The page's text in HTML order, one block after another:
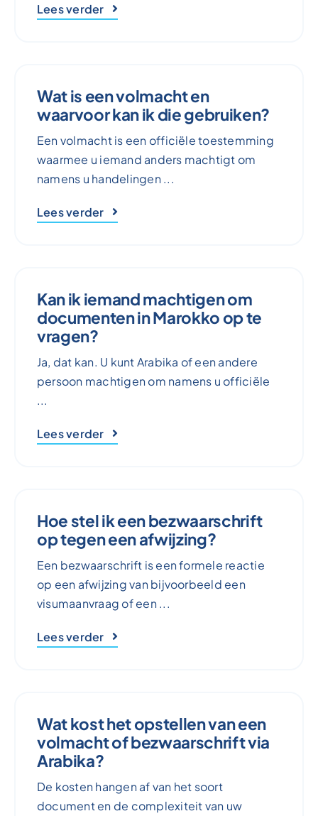
Lees verder
Wat is een volmacht en
waarvoor kan ik die gebruiken?
Een volmacht is een officiële toestemming
waarmee u iemand anders machtigt om
namens u handelingen ...
Lees verder
Kan ik iemand machtigen om
documenten in Marokko op te
vragen?
Ja, dat kan. U kunt Arabika of een andere
persoon machtigen om namens u officiële
...
Lees verder
Hoe stel ik een bezwaarschrift
op tegen een afwijzing?
Een bezwaarschrift is een formele reactie
op een afwijzing van bijvoorbeeld een
visumaanvraag of een ...
Lees verder
Wat kost het opstellen van een
volmacht of bezwaarschrift via
Arabika?
De kosten hangen af van het soort
document en de complexiteit van uw